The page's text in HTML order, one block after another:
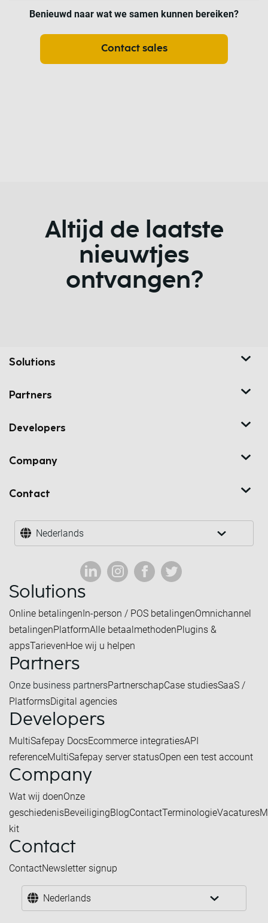
Benieuwd naar wat we samen kunnen bereiken?
Contact sales
Altijd de laatste
nieuwtjes
ontvangen?
Solutions
Partners
Developers
Company
Contact
Nederlands
Solutions
Online betalingenIn-person / POS betalingenOmnichannel
betalingenPlatformAlle betaalmethodenPlugins &
appsTarievenHoe wij u helpen
Partners
Onze business partnersPartnerschapCase studiesSaaS /
PlatformsDigital agencies
Developers
MultiSafepay DocsEcommerce integratiesAPI
referenceMultiSafepay server statusOpen een test account
Company
Wat wij doenOnze
geschiedenisBeveiligingBlogContactTerminologieVacatures
kit
Contact
ContactNewsletter signup
Nederlands